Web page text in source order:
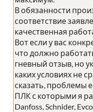
В обязанности
соответствие
качественная
Вот если у вас
что должно
гневный отзыв, но
каких условиях не
сказать, проблемы
ПЛК с которыми я
Danfoss, Schnider,